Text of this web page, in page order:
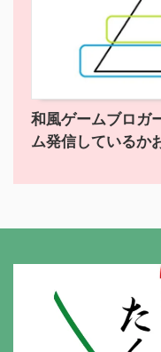
和風ゲームブロガ
ム発信しているか